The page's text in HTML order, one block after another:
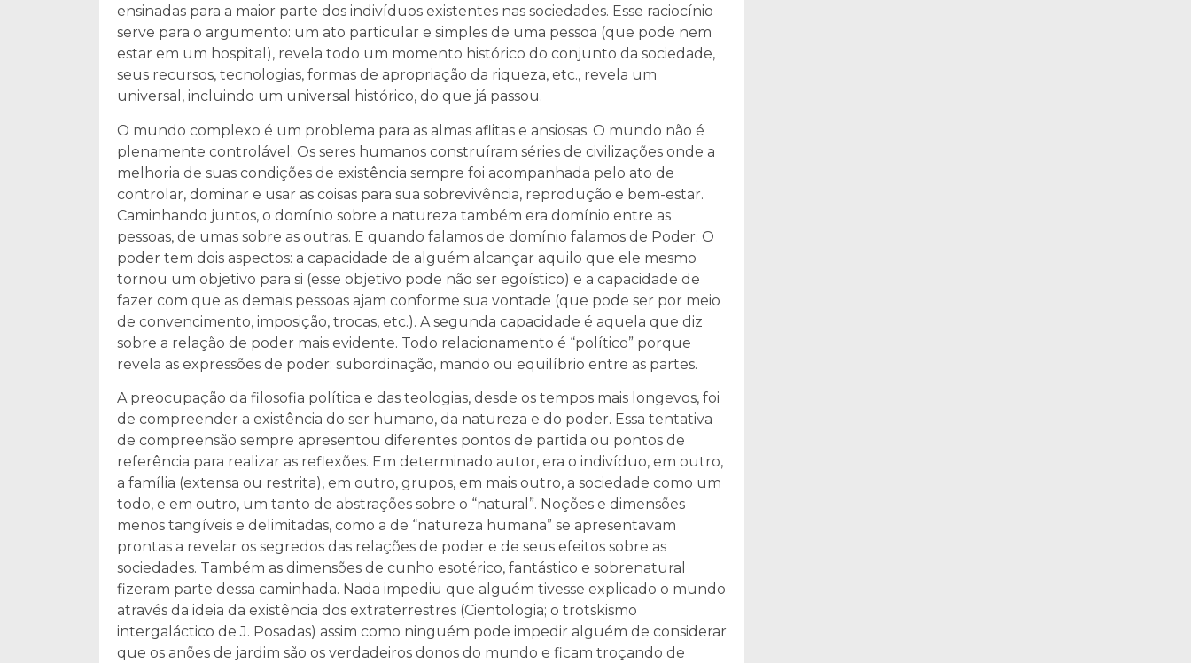
ensinadas para a maior parte dos indivíduos existentes nas sociedades. Esse raciocínio
serve para o argumento: um ato particular e simples de uma pessoa (que pode nem
estar em um hospital), revela todo um momento histórico do conjunto da sociedade,
seus recursos, tecnologias, formas de apropriação da riqueza, etc., revela um
universal, incluindo um universal histórico, do que já passou.
O mundo complexo é um problema para as almas aflitas e ansiosas. O mundo não é
plenamente controlável. Os seres humanos construíram séries de civilizações onde a
melhoria de suas condições de existência sempre foi acompanhada pelo ato de
controlar, dominar e usar as coisas para sua sobrevivência, reprodução e bem-estar.
Caminhando juntos, o domínio sobre a natureza também era domínio entre as
pessoas, de umas sobre as outras. E quando falamos de domínio falamos de Poder. O
poder tem dois aspectos: a capacidade de alguém alcançar aquilo que ele mesmo
tornou um objetivo para si (esse objetivo pode não ser egoístico) e a capacidade de
fazer com que as demais pessoas ajam conforme sua vontade (que pode ser por meio
de convencimento, imposição, trocas, etc.). A segunda capacidade é aquela que diz
sobre a relação de poder mais evidente. Todo relacionamento é “político” porque
revela as expressões de poder: subordinação, mando ou equilíbrio entre as partes.
A preocupação da filosofia política e das teologias, desde os tempos mais longevos, foi
de compreender a existência do ser humano, da natureza e do poder. Essa tentativa
de compreensão sempre apresentou diferentes pontos de partida ou pontos de
referência para realizar as reflexões. Em determinado autor, era o indivíduo, em outro,
a família (extensa ou restrita), em outro, grupos, em mais outro, a sociedade como um
todo, e em outro, um tanto de abstrações sobre o “natural”. Noções e dimensões
menos tangíveis e delimitadas, como a de “natureza humana” se apresentavam
prontas a revelar os segredos das relações de poder e de seus efeitos sobre as
sociedades. Também as dimensões de cunho esotérico, fantástico e sobrenatural
fizeram parte dessa caminhada. Nada impediu que alguém tivesse explicado o mundo
através da ideia da existência dos extraterrestres (Cientologia; o trotskismo
intergaláctico de J. Posadas) assim como ninguém pode impedir alguém de considerar
que os anões de jardim são os verdadeiros donos do mundo e ficam troçando de